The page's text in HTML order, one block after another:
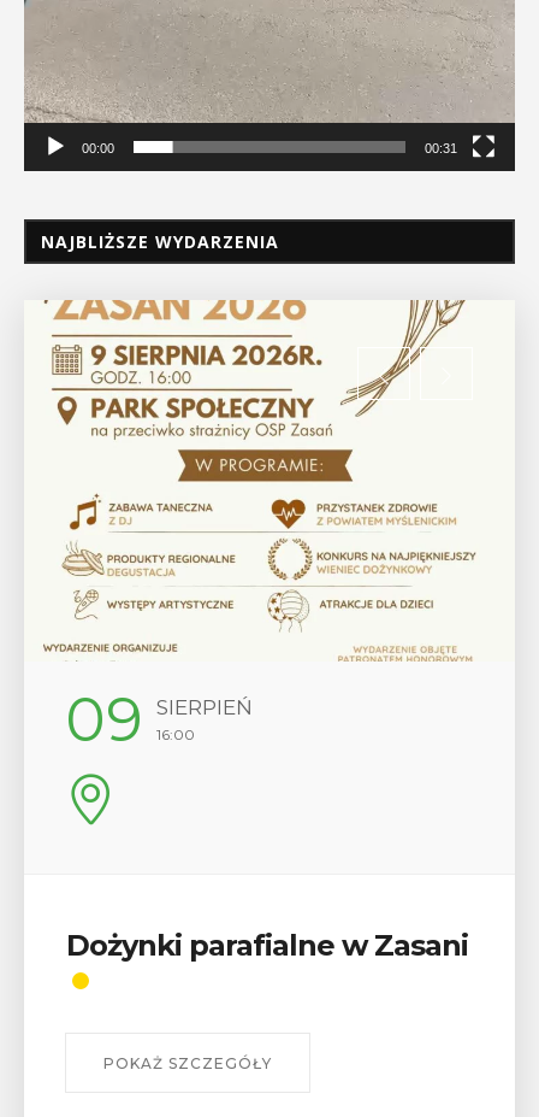
00:00 00:31
NAJBLIŻSZE WYDARZENIA
09 SIERPIEŃ
16:00
Dożynki parafialne w Zasani
POKAŻ SZCZEGÓŁY